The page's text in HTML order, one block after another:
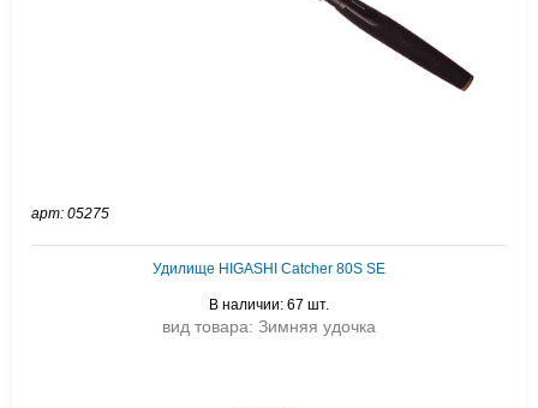
арт: 05275
Удилище HIGASHI Catcher 80S SE
В наличии: 67 шт.
вид товара: Зимняя удочка